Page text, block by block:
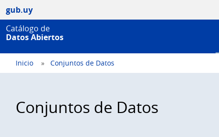
gub.uy
Catálogo de
Datos Abiertos
Inicio Conjuntos de Datos
Conjuntos de Datos